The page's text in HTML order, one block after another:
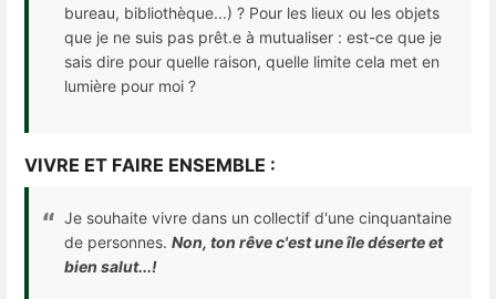
bureau, bibliothèque...) ? Pour les lieux ou les objets
que je ne suis pas prêt.e à mutualiser : est-ce que je
sais dire pour quelle raison, quelle limite cela met en
lumière pour moi ?
VIVRE ET FAIRE ENSEMBLE :
Je souhaite vivre dans un collectif d'une cinquantaine
de personnes. Non, ton rêve c'est une île déserte et
bien salut...!​